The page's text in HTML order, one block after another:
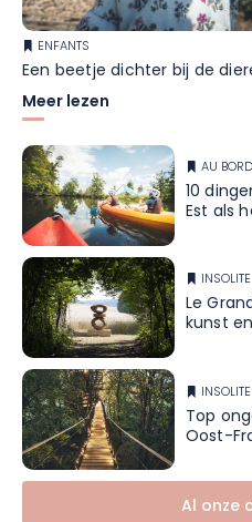
ENFANTS
Een beetje dichter bij de
Meer lezen
AU
10
Est als
INSOLITE
Le
kunst
INSOLITE
Top
Oost-
Al onze